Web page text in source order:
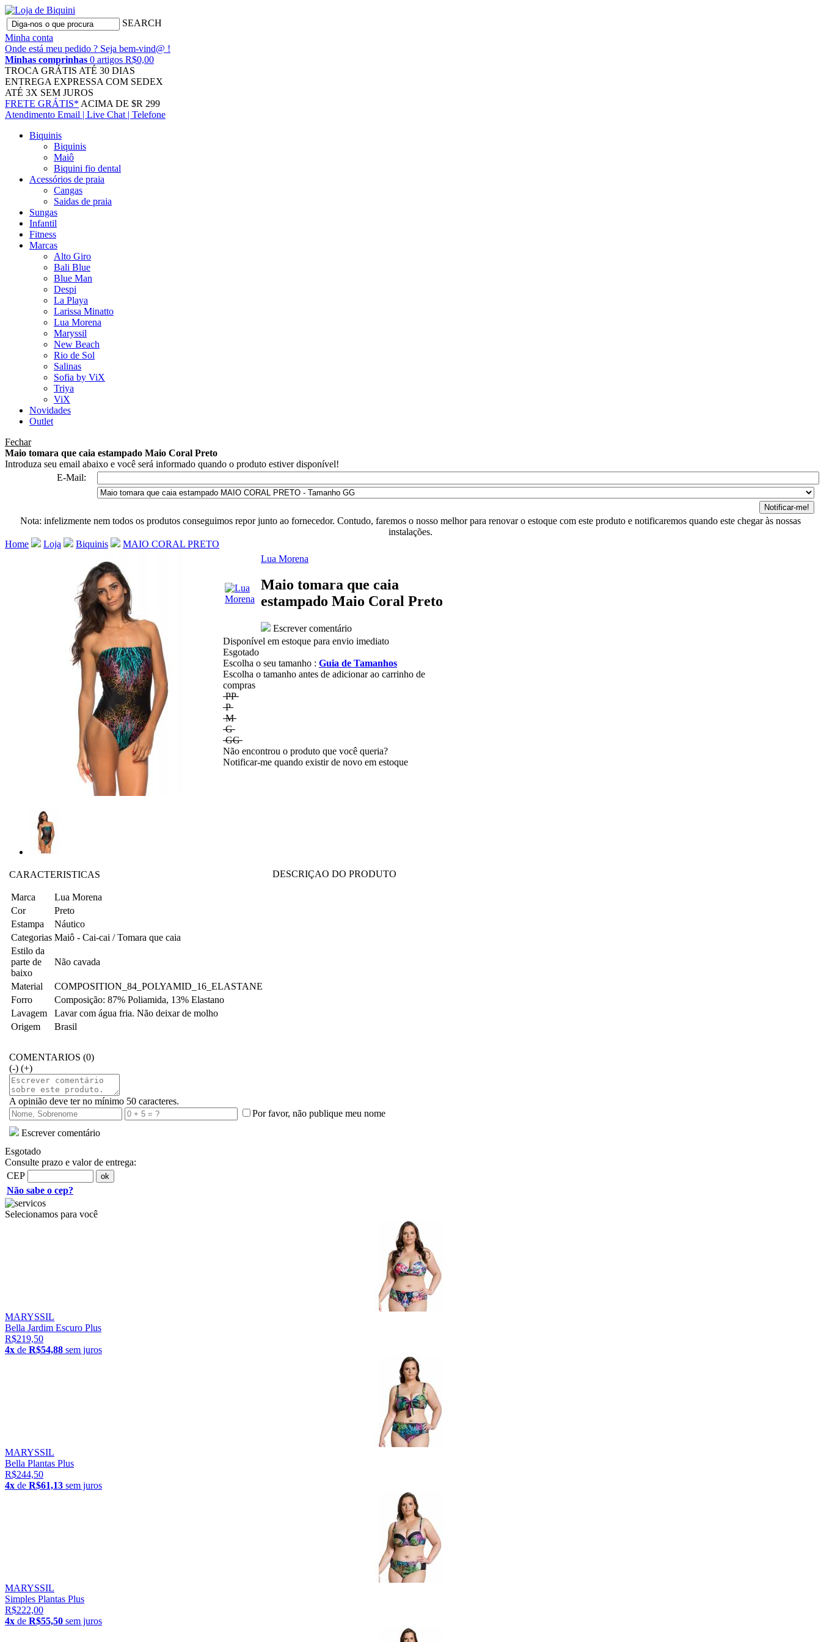
SEARCH
Minha conta
Onde está meu pedido ? Seja bem-vind@ !
Minhas comprinhas 0 artigos R$0,00
TROCA GRÁTIS ATÉ 30 DIAS
ENTREGA EXPRESSA COM SEDEX
ATÉ 3X SEM JUROS
FRETE GRÁTIS* ACIMA DE $R 299
Atendimento Email | Live Chat | Telefone
Biquinis
Biquinis
Maiô
Biquini fio dental
Acessórios de praia
Cangas
Saidas de praia
Sungas
Infantil
Fitness
Marcas
Alto Giro
Bali Blue
Blue Man
Despi
La Playa
Larissa Minatto
Lua Morena
Maryssil
New Beach
Rio de Sol
Salinas
Sofia by ViX
Triya
ViX
Novidades
Outlet
Fechar
Maio tomara que caia estampado Maio Coral Preto
Introduza seu email abaixo e você será informado quando o produto estiver disponível!
E-Mail:
Nota: infelizmente nem todos os produtos conseguimos repor junto ao fornecedor. Contudo, faremos o nosso melhor para renovar o estoque com este produto e notificaremos quando este chegar às nossas
instalações.
Home
Loja Biquinis
MAIO CORAL PRETO
Lua Morena
Maio tomara que caia
estampado Maio Coral Preto
Escrever comentário
Disponível em estoque para envio imediato
Esgotado
Escolha o seu tamanho : Guia de Tamanhos
Escolha o tamanho antes de adicionar ao carrinho de
compras
PP
P
M
G
GG
Não encontrou o produto que você queria?
Notificar-me quando existir de novo em estoque
CARACTERISTICAS
Marca
Lua Morena
Cor
Preto
Estampa
Náutico
Categorias Maiô - Cai-cai / Tomara que caia
Estilo da
parte de
baixo
Não cavada
Material
COMPOSITION_84_POLYAMID_16_ELASTANE
Forro
Composição: 87% Poliamida, 13% Elastano
Lavagem
Lavar com água fria. Não deixar de molho
Origem
Brasil
DESCRIÇAO DO PRODUTO
COMENTARIOS (0)
(-) (+)
A opinião deve ter no mínimo 50 caracteres.
Por favor, não publique meu nome
Escrever comentário
Esgotado
Consulte prazo e valor de entrega:
CEP
Não sabe o cep?
Selecionamos para você
MARYSSIL
Bella Jardim Escuro Plus
R$219,50
4x de R$54,88 sem juros
MARYSSIL
Bella Plantas Plus
R$244,50
4x de R$61,13 sem juros
MARYSSIL
Simples Plantas Plus
R$222,00
4x de R$55,50 sem juros